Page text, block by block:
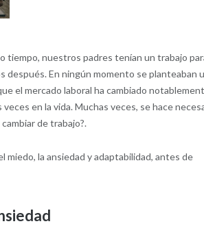
tiempo, nuestros padres tenían un trabajo
después. En ningún momento se planteaban
el mercado laboral ha cambiado
en la vida. Muchas veces, se hace
de trabajo?.
miedo, la ansiedad y adaptabilidad, antes de